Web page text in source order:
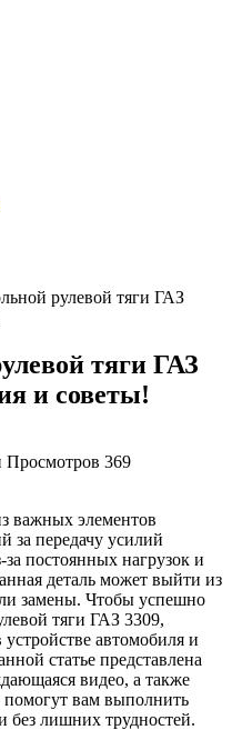
рулевой тяги ГАЗ
тяги ГАЗ
и советы!
Просмотров 369
важных элементов
за передачу усилий
постоянных нагрузок и
деталь может выйти из
замены. Чтобы успешно
тяги ГАЗ 3309,
автомобиля и
статье представлена
видео, а также
вам выполнить
без лишних трудностей.